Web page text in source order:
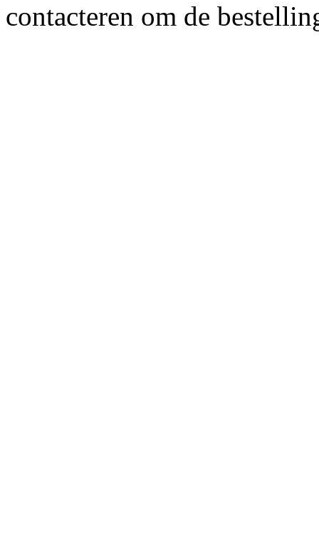
contacteren om de